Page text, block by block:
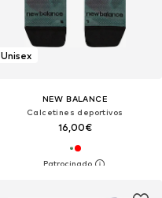
Unisex
NEW BALANCE
Calcetines deportivos
16,00€